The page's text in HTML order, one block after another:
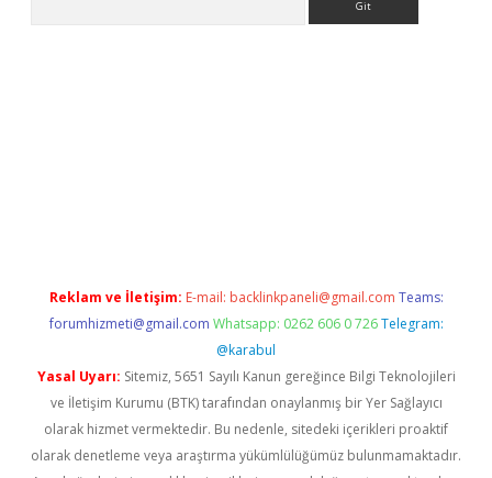
Reklam ve İletişim: E-mail: backlinkpaneli@gmail.com Teams:
forumhizmeti@gmail.com Whatsapp: 0262 606 0 726 Telegram:
@karabul
Yasal Uyarı: Sitemiz, 5651 Sayılı Kanun gereğince Bilgi Teknolojileri
ve İletişim Kurumu (BTK) tarafından onaylanmış bir Yer Sağlayıcı
olarak hizmet vermektedir. Bu nedenle, sitedeki içerikleri proaktif
olarak denetleme veya araştırma yükümlülüğümüz bulunmamaktadır.